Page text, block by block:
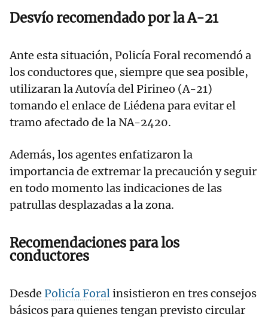
Desvío recomendado por la A-21
Ante esta situación, Policía Foral recomendó a
los conductores que, siempre que sea posible,
utilizaran la Autovía del Pirineo (A-21)
tomando el enlace de Liédena para evitar el
tramo afectado de la NA-2420.
Además, los agentes enfatizaron la
importancia de extremar la precaución y seguir
en todo momento las indicaciones de las
patrullas desplazadas a la zona.
Recomendaciones para los
conductores
Desde Policía Foralinsistieron en tres consejos
básicos para quienes tengan previsto circular